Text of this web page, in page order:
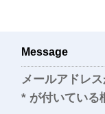
Message
メールアドレ
* が付いている